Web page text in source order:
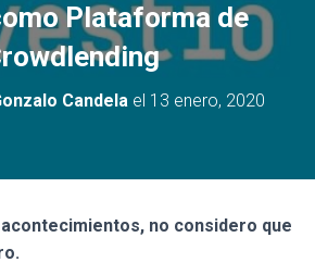
Plataforma de
Candelael 13 enero, 2020
no considero que